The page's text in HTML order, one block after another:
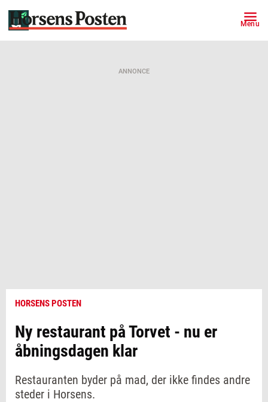
Menu
ANNONCE
HORSENS POSTEN
Ny restaurant på Torvet - nu er
åbningsdagen klar
Restauranten byder på mad, der ikke findes andre
steder i Horsens.